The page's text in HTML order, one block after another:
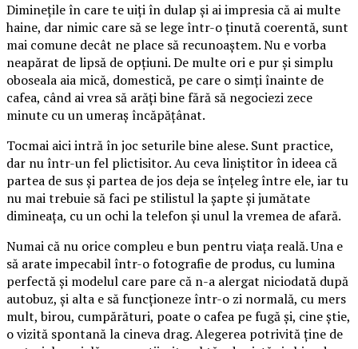
Diminețile în care te uiți în dulap și ai impresia că ai multe
haine, dar nimic care să se lege într-o ținută coerentă, sunt
mai comune decât ne place să recunoaștem. Nu e vorba
neapărat de lipsă de opțiuni. De multe ori e pur și simplu
oboseala aia mică, domestică, pe care o simți înainte de
cafea, când ai vrea să arăți bine fără să negociezi zece
minute cu un umeraș încăpățânat.
Tocmai aici intră în joc seturile bine alese. Sunt practice,
dar nu într-un fel plictisitor. Au ceva liniștitor în ideea că
partea de sus și partea de jos deja se înțeleg între ele, iar tu
nu mai trebuie să faci pe stilistul la șapte și jumătate
dimineața, cu un ochi la telefon și unul la vremea de afară.
Numai că nu orice compleu e bun pentru viața reală. Una e
să arate impecabil într-o fotografie de produs, cu lumina
perfectă și modelul care pare că n-a alergat niciodată după
autobuz, și alta e să funcționeze într-o zi normală, cu mers
mult, birou, cumpărături, poate o cafea pe fugă și, cine știe,
o vizită spontană la cineva drag. Alegerea potrivită ține de